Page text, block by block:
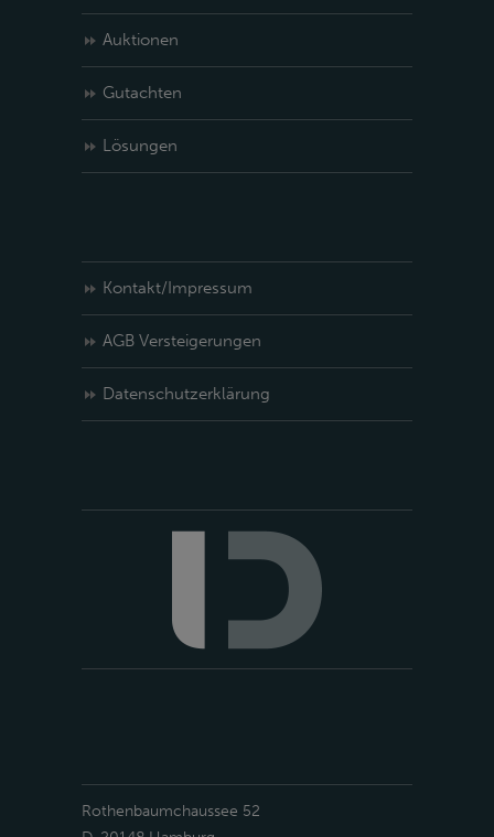
Auktionen
Gutachten
Lösungen
Kontakt/Impressum
AGB Versteigerungen
Datenschutzerklärung
Rothenbaumchaussee 52